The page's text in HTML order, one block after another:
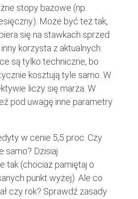
stopy bazowe (np.
Może być też tak,
się na stawkach sprzed
korzysta z aktualnych.
są tylko techniczne, bo
kosztują tyle samo. W
liczy się marża. W
pod uwagę inne parametry
w cenie 5,5 proc. Czy
samo? Dzisiaj
tak (chociaż pamiętaj o
punkt wyżej). Ale co
czy rok? Sprawdź zasady